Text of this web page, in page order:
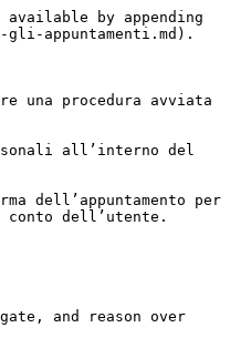
by appending
appuntamenti.md).
una procedura avviata
all’interno del
dell’appuntamento per
conto dell’utente.
and reason over